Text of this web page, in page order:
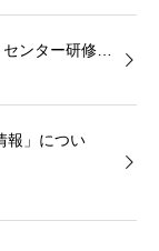
ンター研修…
報」につい